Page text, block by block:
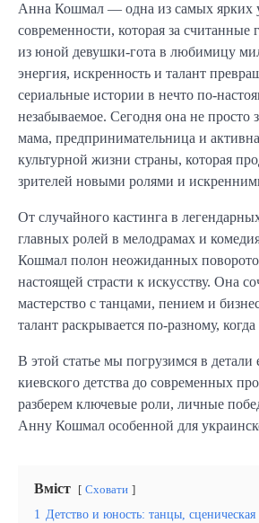
Анна Кошмал — одна из самых ярких
современности, которая за считанные
из юной девушки-гота в любимицу
энергия, искренность и талант
сериальные истории в нечто по-
незабываемое. Сегодня она не просто
мама, предпринимательница и
культурной жизни страны, которая
зрителей новыми ролями и
От случайного кастинга в
главных ролей в мелодрамах и
Кошмал полон неожиданных
настоящей страсти к искусству. Она
мастерство с танцами, пением и
талант раскрывается по-разному,
В этой статье мы погрузимся в детали
киевского детства до современных
разберем ключевые роли, личные
Анну Кошмал особенной для
Вміст Сховати
1 Детство и юность: танцы,